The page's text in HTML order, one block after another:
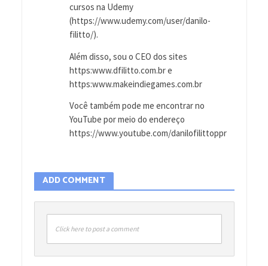
cursos na Udemy
(https://www.udemy.com/user/danilo-
filitto/).
Além disso, sou o CEO dos sites
https:www.dfilitto.com.br e
https:www.makeindiegames.com.br
Você também pode me encontrar no
YouTube por meio do endereço
https://www.youtube.com/danilofilittoppr
ADD COMMENT
Click here to post a comment